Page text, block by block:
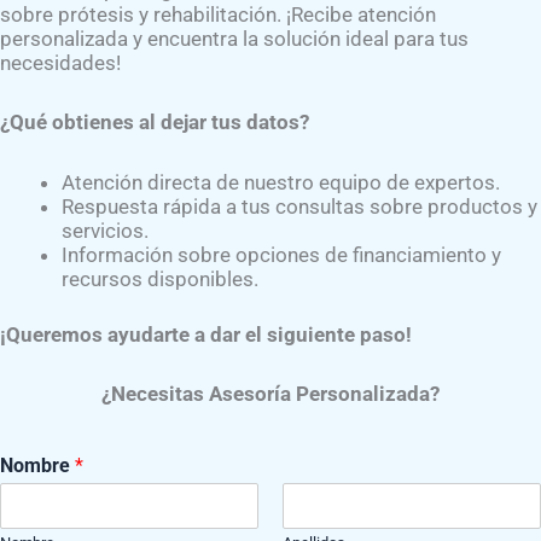
flexiona la rodilla y eleva la pierna lentamente.
flexiona la rodilla intentando que el talón llegue al glúteo.
levanta la pierna completa sin doblar la rodilla.
utiliza los brazos para impulsarte y ponerte de pie,
aumentar las repeticiones y, eventualmente, agregar
la Lic. Coral Romero
trabaja de cerca con
temprana es clave para prevenir
sobre prótesis y rehabilitación. ¡Recibe atención
personalizada y encuentra la solución ideal para tus
necesidades!
¿Qué obtienes al dejar tus datos?
Atención directa de nuestro equipo de expertos.
Respuesta rápida a tus consultas sobre productos y
servicios.
Información sobre opciones de financiamiento y
recursos disponibles.
¡Queremos ayudarte a dar el siguiente paso!
¿Necesitas Asesoría Personalizada?
Nombre *